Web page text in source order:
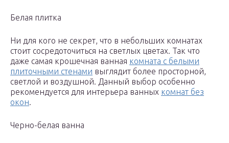
Белая плитка
Ни для кого не секрет, что в небольших комнатах
стоит сосредоточиться на светлых цветах. Так что
даже самая крошечная ванная комната с белыми
плиточными стенами выглядит более просторной,
светлой и воздушной. Данный выбор особенно
рекомендуется для интерьера ванных комнат без
окон.
Черно-белая ванна